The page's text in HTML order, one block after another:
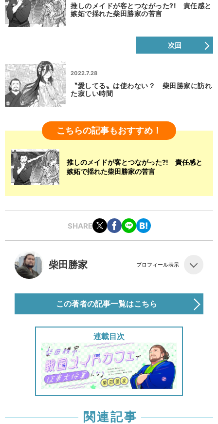
推しのメイドが客とつながった?! 責任感と
嫉妬で揺れた柴田勝家の苦言
次回
2022.7.28
〝愛してる〟は使わない？ 柴田勝家に訪れ
た寂しい時間
こちらの記事もおすすめ！
推しのメイドが客とつながった?! 責任感と
嫉妬で揺れた柴田勝家の苦言
SHARE
柴田勝家 プロフィール表示
この著者の記事一覧はこちら
連載目次
関連記事